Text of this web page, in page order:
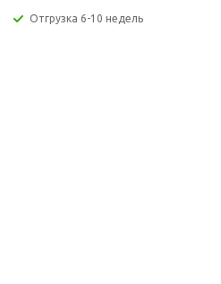
Отгрузка 6-10 недель